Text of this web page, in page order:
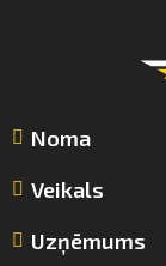
Noma
Veikals
Uzņēmums